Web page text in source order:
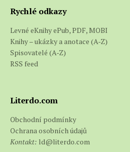
Rychlé odkazy
Levné eKnihy ePub, PDF, MOBI
Knihy – ukázky a anotace (A-Z)
Spisovatelé (A-Z)
RSS feed
Literdo.com
Obchodní podmínky
Ochrana osobních údajů
Kontakt: ld@literdo.com